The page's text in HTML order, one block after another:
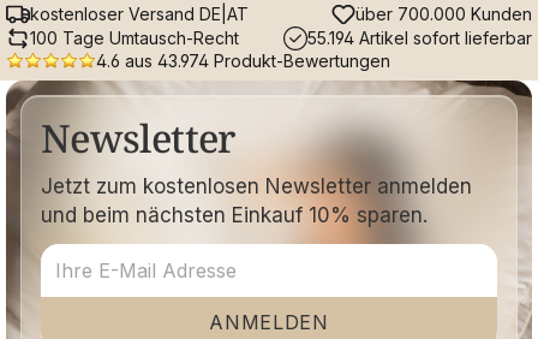
kostenloser Versand DE|AT
über 700.000 Kunden
100 Tage Umtausch-Recht
55.194 Artikel sofort lieferbar
4.6 aus 43.974 Produkt-Bewertungen
Newsletter
Jetzt zum kostenlosen Newsletter anmelden
und beim nächsten Einkauf 10% sparen.
ANMELDEN